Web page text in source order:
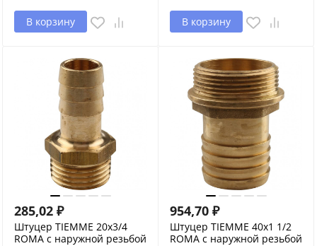
В корзину В корзину
285,02 ₽
Штуцер TIEMME 20x3/4
ROMA с наружной резьбой
954,70 ₽
Штуцер TIEMME 40x1 1/2
ROMA с наружной резьбой